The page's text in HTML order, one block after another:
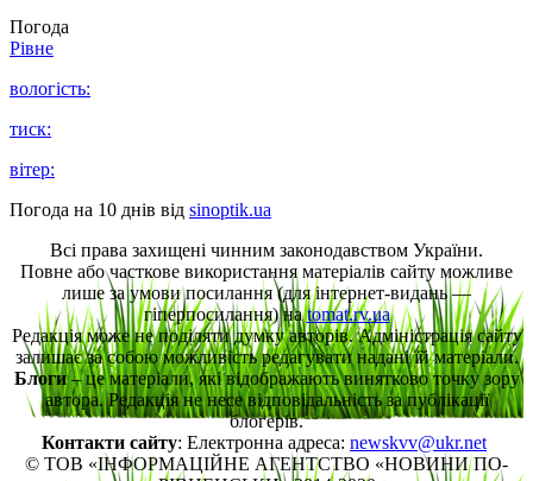
Погода
Рівне
вологість:
тиск:
вітер:
Погода на 10 днів від sinoptik.ua
Всі права захищені чинним законодавством України.
Повне або часткове використання матеріалів сайту можливе
лише за умови посилання (для інтернет-видань —
гіперпосилання) наtomat.rv.ua
Редакція може не поділяти думку авторів. Адміністрація сайту
залишає за собою можливість редагувати надані їй матеріали.
Блоги– це матеріали, які відображають винятково точку зору
автора. Редакція не несе відповідальність за публікації
блогерів.
Контакти сайту: Електронна адреса: newskvv@ukr.net
© ТОВ «ІНФОРМАЦІЙНЕ АГЕНТСТВО «НОВИНИ ПО-